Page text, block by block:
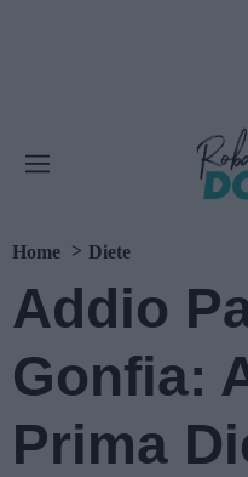
Home Diete
Addio
Gonfia:
Prima